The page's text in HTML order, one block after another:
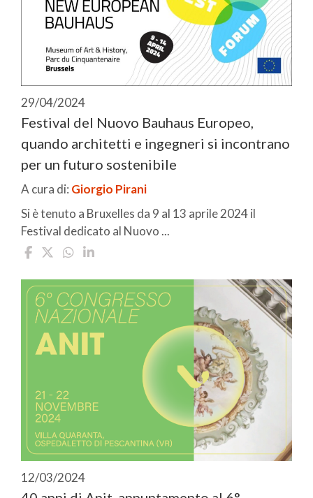
29/04/2024
Festival del Nuovo Bauhaus Europeo,
quando architetti e ingegneri si incontrano
per un futuro sostenibile
A cura di: Giorgio Pirani
Si è tenuto a Bruxelles da 9 al 13 aprile 2024 il
Festival dedicato al Nuovo ...
12/03/2024